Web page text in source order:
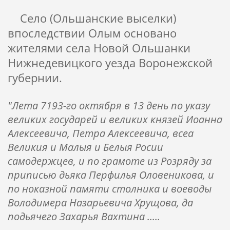
Село (Ольшанские выселки)
впоследствии Олым основано
жителями села Новой Ольшанки
Нижнедевицкого уезда Воронежской
губернии.
"Лета 7193-го октября в 13 день по указу
великих государей и великих князей Иоанна
Алексеевича, Петра Алексеевича, всеа
Великия и Малыя и Белыя Росии
самодержцев, и по грамоте из Розряду за
приписью дьяка Перфилья Оловеникова, и
по ноказной памяти столника и воеводы
Володимера Назарьевича Хрущова, да
подьячего Захарья Вахтина .....